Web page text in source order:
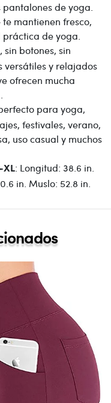
de yoga.
mantienen fresco,
de yoga.
sin botones, sin
versátiles y relajados
ofrecen mucha
para yoga,
festivales, verano,
uso casual y muchos
XL: Longitud: 38.6 in.
in. Muslo: 52.8 in.